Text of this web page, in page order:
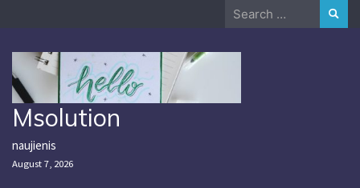
Search
Msolution
naujienis
August 7, 2026